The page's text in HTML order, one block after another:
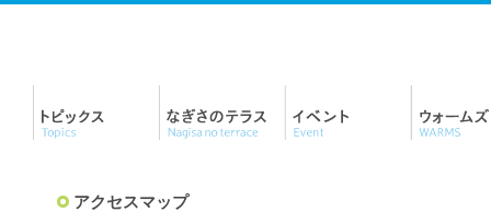
アクセスマップ